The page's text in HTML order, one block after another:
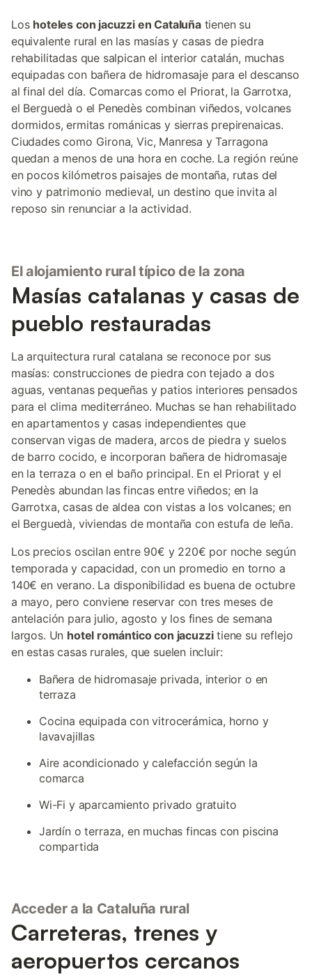
Los hoteles con jacuzzi en Cataluñatienen su
equivalente rural en las masías y casas de piedra
rehabilitadas que salpican el interior catalán, muchas
equipadas con bañera de hidromasaje para el descanso
al final del día. Comarcas como el Priorat, la Garrotxa,
el Berguedà o el Penedès combinan viñedos, volcanes
dormidos, ermitas románicas y sierras prepirenaicas.
Ciudades como Girona, Vic, Manresa y Tarragona
quedan a menos de una hora en coche. La región reúne
en pocos kilómetros paisajes de montaña, rutas del
vino y patrimonio medieval, un destino que invita al
reposo sin renunciar a la actividad.
El alojamiento rural típico de la zona
Masías catalanas y casas de
pueblo restauradas
La arquitectura rural catalana se reconoce por sus
masías: construcciones de piedra con tejado a dos
aguas, ventanas pequeñas y patios interiores pensados
para el clima mediterráneo. Muchas se han rehabilitado
en apartamentos y casas independientes que
conservan vigas de madera, arcos de piedra y suelos
de barro cocido, e incorporan bañera de hidromasaje
en la terraza o en el baño principal. En el Priorat y el
Penedès abundan las fincas entre viñedos; en la
Garrotxa, casas de aldea con vistas a los volcanes; en
el Berguedà, viviendas de montaña con estufa de leña.
Los precios oscilan entre 90€ y 220€ por noche según
temporada y capacidad, con un promedio en torno a
140€ en verano. La disponibilidad es buena de octubre
a mayo, pero conviene reservar con tres meses de
antelación para julio, agosto y los fines de semana
largos. Un hotel romántico con jacuzzitiene su reflejo
en estas casas rurales, que suelen incluir:
Bañera de hidromasaje privada, interior o en
terraza
Cocina equipada con vitrocerámica, horno y
lavavajillas
Aire acondicionado y calefacción según la
comarca
Wi-Fi y aparcamiento privado gratuito
Jardín o terraza, en muchas fincas con piscina
compartida
Acceder a la Cataluña rural
Carreteras, trenes y
aeropuertos cercanos